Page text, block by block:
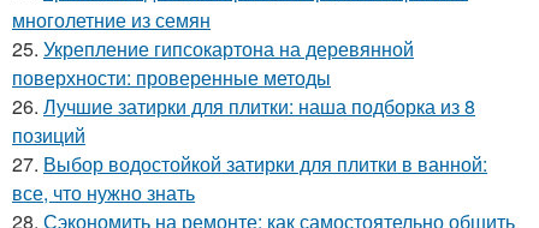
многолетние из семян
25. Укрепление гипсокартона на деревянной
поверхности: проверенные методы
26. Лучшие затирки для плитки: наша подборка из 8
позиций
27. Выбор водостойкой затирки для плитки в ванной:
все, что нужно знать
28. Сэкономить на ремонте: как самостоятельно обшить